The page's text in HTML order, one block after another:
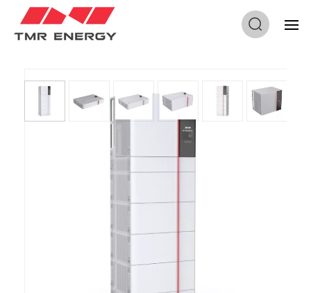
Dentro Y Fuera De La Red
Sistema De
Almacenamiento Solar Todo
En Uno Para Propietarios
De Viviendas Alto Voltaje
Para Funcionamiento
Dentro Y Fuera De La Red